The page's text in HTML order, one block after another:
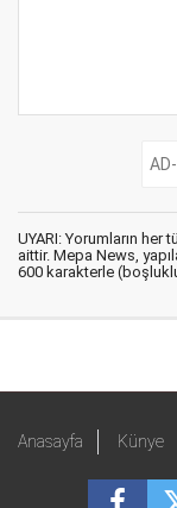
UYARI: Yorumların
aittir. Mepa News,
600 karakterle (boşluklu)
Anasayfa Künye